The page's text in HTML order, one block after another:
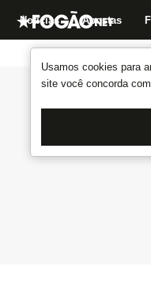
Usamos cookies para
site você concorda
Notícias Apostas